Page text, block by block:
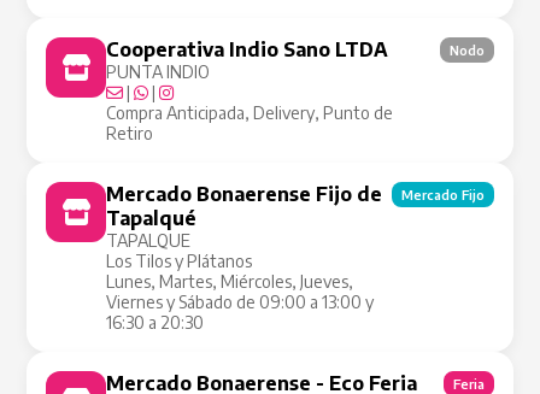
Cooperativa Indio Sano LTDA
PUNTA INDIO
|
|
Compra Anticipada, Delivery, Punto de
Retiro
Nodo
Mercado Bonaerense Fijo de
Tapalqué
TAPALQUE
Los Tilos y Plátanos
Lunes, Martes, Miércoles, Jueves,
Viernes y Sábado de 09:00 a 13:00 y
16:30 a 20:30
Mercado Fijo
Mercado Bonaerense - Eco Feria Feria